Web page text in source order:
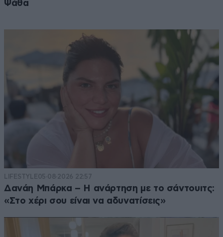
Ψάθα
LIFESTYLE05·08·2026 22:57
Δανάη Μπάρκα – Η ανάρτηση με το σάντουιτς:
«Στο χέρι σου είναι να αδυνατίσεις»